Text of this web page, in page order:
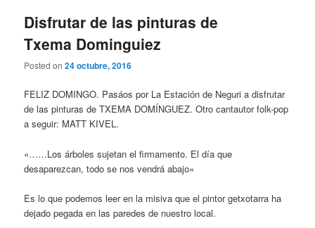
Disfrutar de las pinturas de
Txema Dominguiez
Posted on24 octubre, 2016
FELIZ DOMINGO. Pasáos por La Estación de Neguri a disfrutar
de las pinturas de TXEMA DOMÍNGUEZ. Otro cantautor folk-pop
a seguir: MATT KIVEL.
«……Los árboles sujetan el firmamento. El día que
desaparezcan, todo se nos vendrá abajo»
Es lo que podemos leer en la misiva que el pintor getxotarra ha
dejado pegada en las paredes de nuestro local.